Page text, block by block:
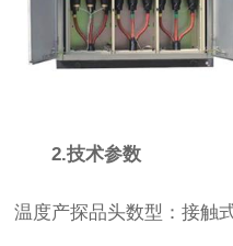
2.技术参数
温度产探品头数型：接触